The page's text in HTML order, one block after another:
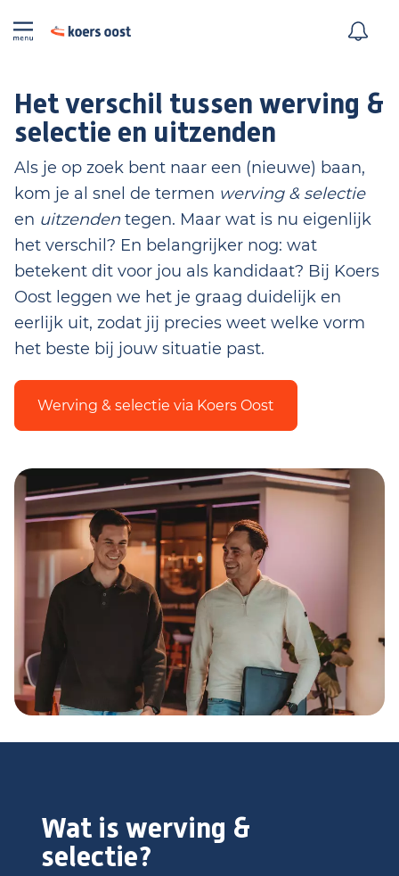
Het verschil tussen werving &
selectie en uitzenden
Als je op zoek bent naar een (nieuwe) baan,
kom je al snel de termen werving & selectie
en uitzenden tegen. Maar wat is nu eigenlijk
het verschil? En belangrijker nog: wat
betekent dit voor jou als kandidaat? Bij Koers
Oost leggen we het je graag duidelijk en
eerlijk uit, zodat jij precies weet welke vorm
het beste bij jouw situatie past.
Werving & selectie via Koers Oost
Wat is werving &
selectie?